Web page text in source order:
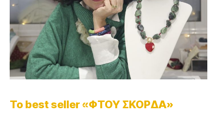
Το best seller «ΦΤΟΥ ΣΚΟΡΔΑ»